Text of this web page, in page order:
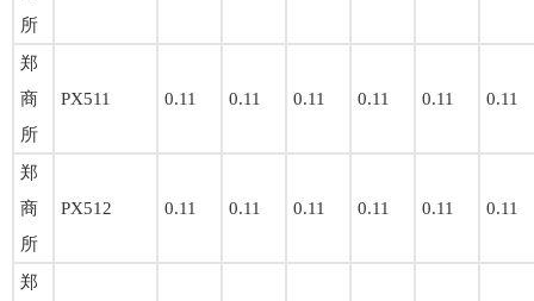
所
郑
商
所
PX511 0.11 0.11 0.11 0.11 0.11 0.11
郑
商
所
PX512 0.11 0.11 0.11 0.11 0.11 0.11
郑